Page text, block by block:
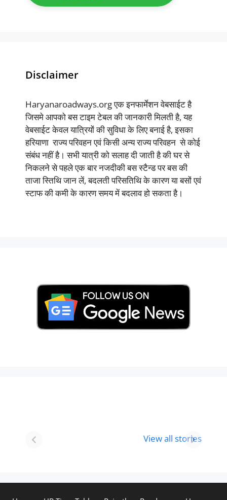
Disclaimer
Haryanaroadways.org एक इनफार्मेशन वेबसाईट है
जिसमे आपको बस टाइम टेबल की जानकारी मिलती है, यह
वेबसाईट केवल यात्रियों की सुविधा के लिए बनाई है, इसका
हरियाणा राज्य परिवहन एवं किसी अन्य राज्य परिवहन से कोई
संबंध नहीं है। सभी यात्री को सलाह दी जाती है की घर से
निकलने से पहले एक बार नजदीकी बस स्टैन्ड पर बस की
ताजा स्तिथि जान लें, बदलती परिसतिथि के कारण या बसों एवं
स्टाफ की कमी के कारण समय में बदलाव हो सकता है।
View all stories
Visit In
Holi